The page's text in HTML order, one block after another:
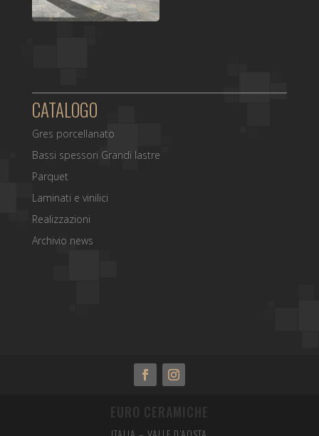
CATALOGO
Gres porcellanato
Bassi spessori Grandi lastre
Parquet
Laminati e vinilici
Realizzazioni
Archivio news
EURO CERAMICHE